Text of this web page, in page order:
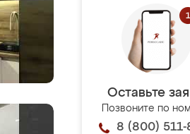
Оставьте
Позвоните по
8 (800) 511-